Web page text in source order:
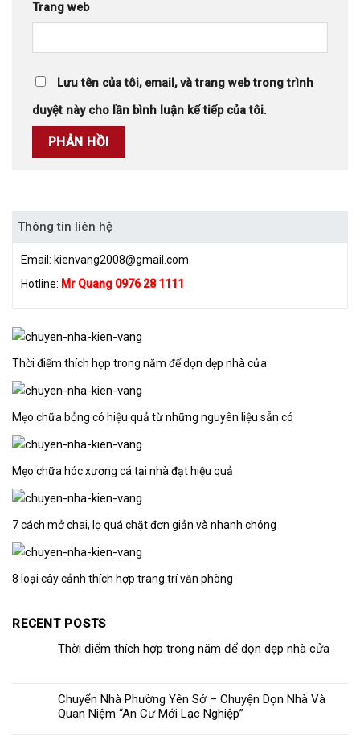
Trang web
Lưu tên của tôi, email, và trang web trong trình
duyệt này cho lần bình luận kế tiếp của tôi.
Thông tin liên hệ
Email: kienvang2008@gmail.com
Hotline: Mr Quang 0976 28 1111
Thời điểm thích hợp trong năm để dọn dẹp nhà cửa
Mẹo chữa bỏng có hiệu quả từ những nguyên liệu sẵn có
Mẹo chữa hóc xương cá tại nhà đạt hiệu quả
7 cách mở chai, lọ quá chặt đơn giản và nhanh chóng
8 loại cây cảnh thích hợp trang trí văn phòng
RECENT POSTS
Thời điểm thích hợp trong năm để dọn dẹp nhà cửa
Chuyển Nhà Phường Yên Sở – Chuyện Dọn Nhà Và
Quan Niệm “An Cư Mới Lạc Nghiệp”